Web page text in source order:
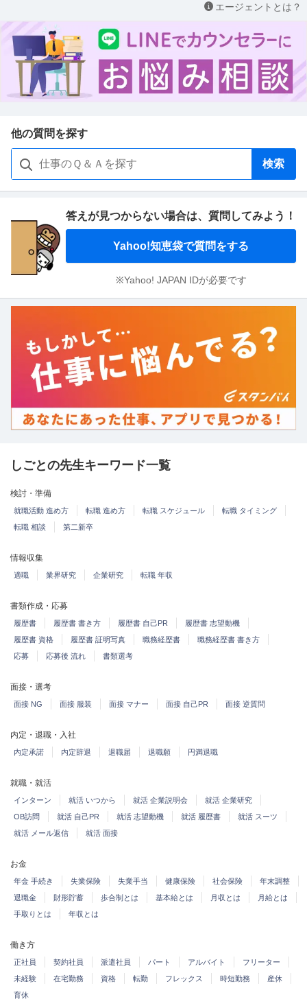
エージェントとは？
他の質問を探す
検索
答えが見つからない場合は、 質問してみよう！
Yahoo!知恵袋で質問をする
※Yahoo! JAPAN IDが必要です
しごとの先生キーワード一覧
検討・準備
就職活動 進め方 転職 進め方 転職 スケジュール
転職 タイミング
転職 相談
第二新卒
情報収集
適職 業界研究 企業研究 転職 年収
書類作成・応募
履歴書 履歴書 書き方 履歴書 自己PR
履歴書 志望動機
履歴書 資格
履歴書 証明写真 職務経歴書
職務経歴書 書き方
応募
応募後 流れ 書類選考
面接・選考
面接 NG 面接 服装 面接 マナー 面接 自己PR 面接 逆質問
内定・退職・入社
内定承諾 内定辞退 退職届 退職願 円満退職
就職・就活
インターン 就活 いつから 就活 企業説明会
就活 企業研究
OB訪問
就活 自己PR 就活 志望動機 就活 履歴書
就活 スーツ
就活 メール返信
就活 面接
お金
年金 手続き 失業保険 失業手当 健康保険 社会保険
年末調整
退職金
財形貯蓄 歩合制とは 基本給とは 月収とは
月給とは
手取りとは
年収とは
働き方
正社員 契約社員 派遣社員 パート アルバイト
フリーター
未経験
在宅勤務 資格 転勤 フレックス 時短勤務
産休
育休